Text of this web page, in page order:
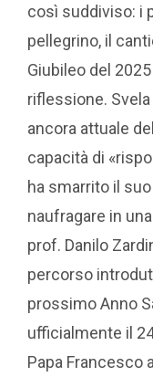
così suddiviso: i
pellegrino, il
Giubileo del
riflessione.
ancora attuale
capacità di
ha smarrito il
naufragare in
prof. Danilo
percorso
prossimo Anno
ufficialmente il
Papa Francesco